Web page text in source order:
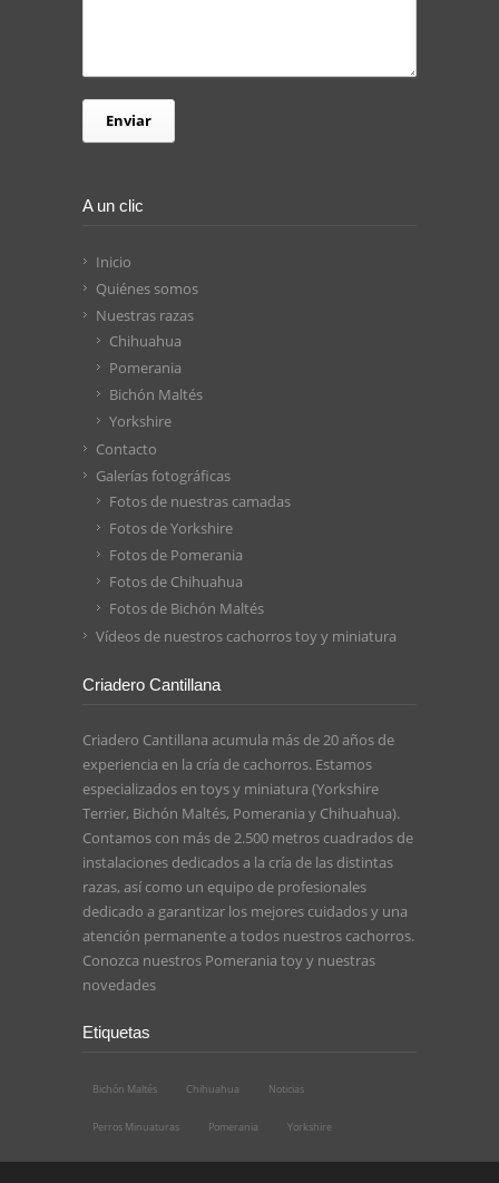
A un clic
Inicio
Quiénes somos
Nuestras razas
Chihuahua
Pomerania
Bichón Maltés
Yorkshire
Contacto
Galerías fotográficas
Fotos de nuestras camadas
Fotos de Yorkshire
Fotos de Pomerania
Fotos de Chihuahua
Fotos de Bichón Maltés
Vídeos de nuestros cachorros toy y miniatura
Criadero Cantillana
Criadero Cantillana acumula más de 20 años de
experiencia en la cría de cachorros. Estamos
especializados en toys y miniatura (Yorkshire
Terrier, Bichón Maltés, Pomerania y Chihuahua).
Contamos con más de 2.500 metros cuadrados de
instalaciones dedicados a la cría de las distintas
razas, así como un equipo de profesionales
dedicado a garantizar los mejores cuidados y una
atención permanente a todos nuestros cachorros.
Conozca nuestros Pomerania toyy nuestras
novedades
Etiquetas
Bichón Maltés Chihuahua Noticias
Perros Minuaturas Pomerania Yorkshire